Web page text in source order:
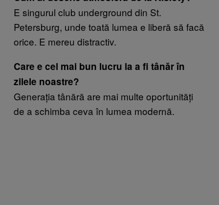
E singurul club underground din St.
Petersburg, unde toată lumea e liberă să facă
orice. E mereu distractiv.
Care e cel mai bun lucru la a fi tânăr în
zilele noastre?
Generația tânără are mai multe oportunități
de a schimba ceva în lumea modernă.